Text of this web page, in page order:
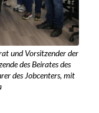
und Vorsitzender der
des Beirates des
des Jobcenters, mit